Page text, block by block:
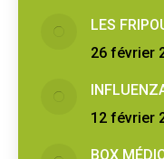
LES
26 février
12 février
BOX